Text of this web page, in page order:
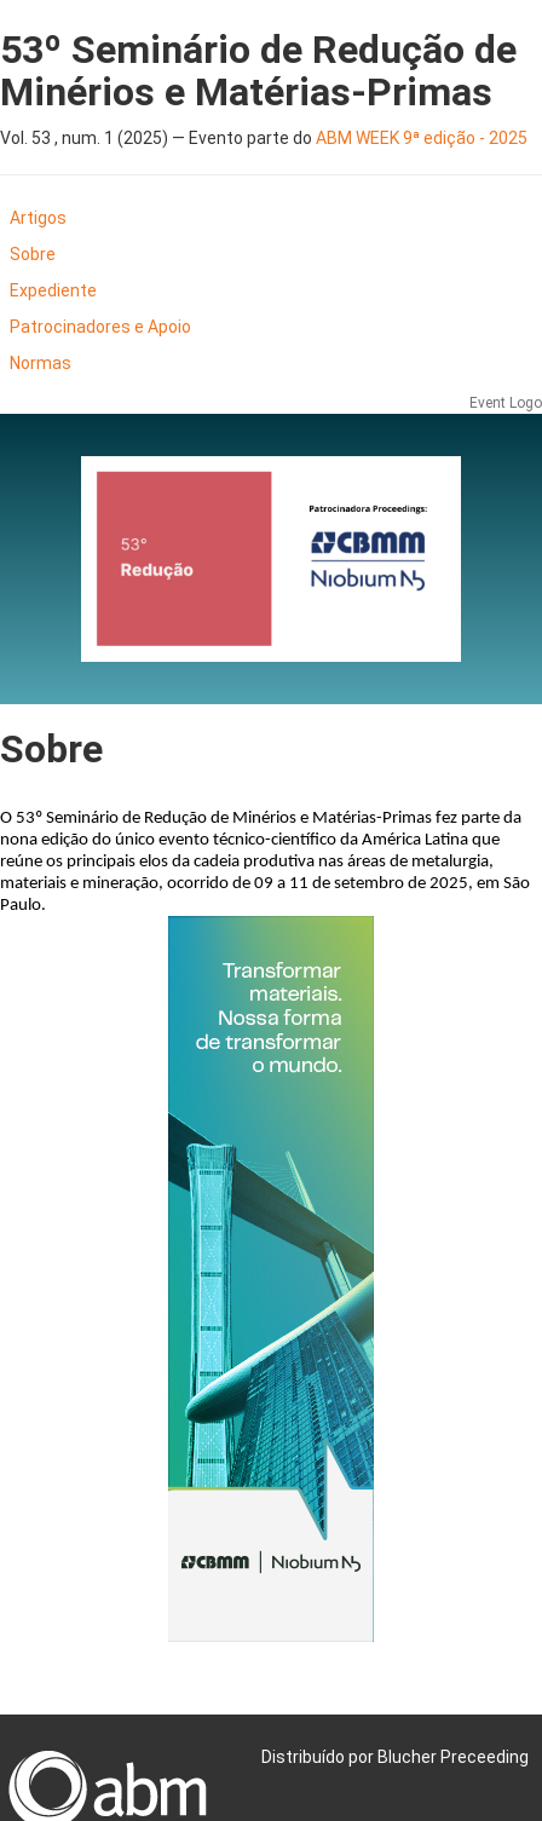
53º Seminário de Redução de
Minérios e Matérias-Primas
Vol. 53 , num. 1 (2025) — Evento parte do ABM WEEK 9ª edição - 2025
Artigos
Sobre
Expediente
Patrocinadores e Apoio
Normas
Event Logo
Sobre
O 53º Seminário de Redução de Minérios e Matérias-Primas fez parte da
nona edição do único evento técnico-científico da América Latina que
reúne os principais elos da cadeia produtiva nas áreas de metalurgia,
materiais e mineração, ocorrido de 09 a 11 de setembro de 2025, em São
Paulo.
Distribuído por Blucher Preceeding